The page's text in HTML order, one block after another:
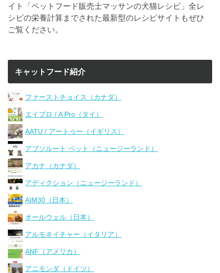
イト「ペットフード販売士マッサンの犬猫レシピ」全レ
シピの栄養計算までされた最新型のレシピサイトもぜひ
ご覧ください。
キャットフード紹介
ファーストチョイス（カナダ）
エイプロ / A Pro（タイ）
AATU / アートゥー（イギリス）
アブソルート ペット（ニュージーランド）
アカナ（カナダ）
アディクション（ニュージーランド）
AIM30（日本）
オールウェル（日本）
アルモネイチャー（イタリア）
ANF（アメリカ）
アニモンダ（ドイツ）